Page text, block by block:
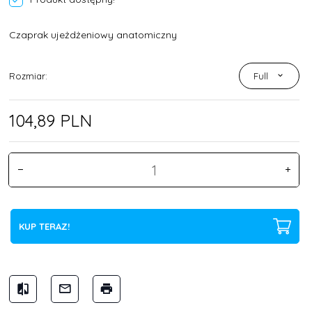
Czaprak ujeżdżeniowy anatomiczny
Rozmiar: Full
104,89 PLN
KUP TERAZ!